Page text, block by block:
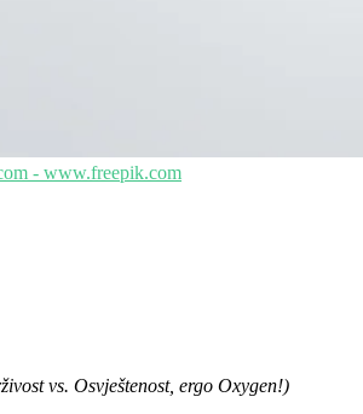
- www.freepik.com
vs. Osvještenost, ergo Oxygen!)